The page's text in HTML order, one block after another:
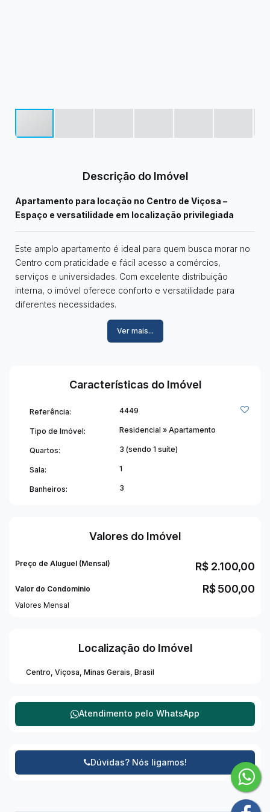
Descrição do Imóvel
Apartamento para locação no Centro de Viçosa –
Espaço e versatilidade em localização privilegiada
Este amplo apartamento é ideal para quem busca morar no
Centro com praticidade e fácil acesso a comércios,
serviços e universidades. Com excelente distribuição
interna, o imóvel oferece conforto e versatilidade para
diferentes necessidades.
Características do imóvel:
• 03 quartos, sendo 01 suíte;
• Cozinha com armários;
• Banheiro social;
• Área de serviço;
• Não possui vaga de garagem.
• Excelente localização no Centro de Viçosa.
Uma ótima oportunidade para quem busca espaço e
localização estratégica. Entre em contato e agende
Ver mais...
Características do Imóvel
Referência: 4449
Tipo de Imóvel: Residencial » Apartamento
Quartos: 3 (sendo 1 suíte)
Sala: 1
Banheiros: 3
Valores do Imóvel
R$ 2.100,00
Preço de Aluguel (Mensal)
Valores Mensal
Valor do Condominio R$500,00
Localização do Imóvel
Centro Viçosa Minas Gerais Brasil
Atendimento pelo WhatsApp
Dúvidas? Nós ligamos!